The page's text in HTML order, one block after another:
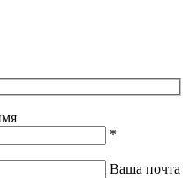
*
Ваша почта